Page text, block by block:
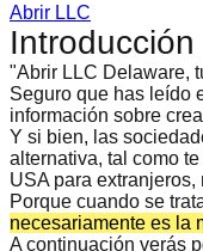
Abrir LLC
Introducción
"Abrir LLC Delaware,
Seguro que has leído
información sobre
Y si bien, las
alternativa, tal como
USA para extranjeros,
Porque cuando se
necesariamente es la
A continuación verás